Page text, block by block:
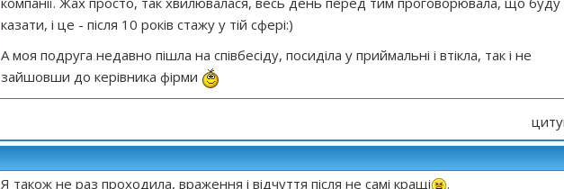
казати, і це - після 10 років стажу у тій сфері:)
А моя подруга недавно пішла на співбесіду, посиділа у приймальні і втікла, так і не
зайшовши до керівника фірми
Я також не раз проходила, враження і відчуття після не самі кращі
.